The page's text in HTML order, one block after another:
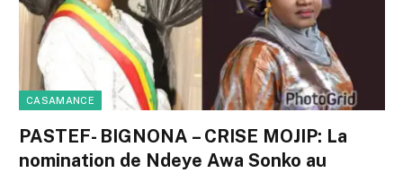
CASAMANCE
PASTEF- BIGNONA – CRISE MOJIP: La
nomination de Ndeye Awa Sonko au